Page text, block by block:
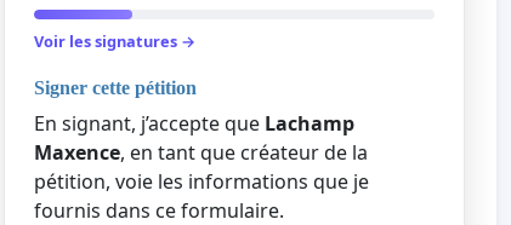
Voir les signatures →
Signer cette pétition
En signant, j’accepte que Lachamp
Maxence, en tant que créateur de la
pétition, voie les informations que je
fournis dans ce formulaire.